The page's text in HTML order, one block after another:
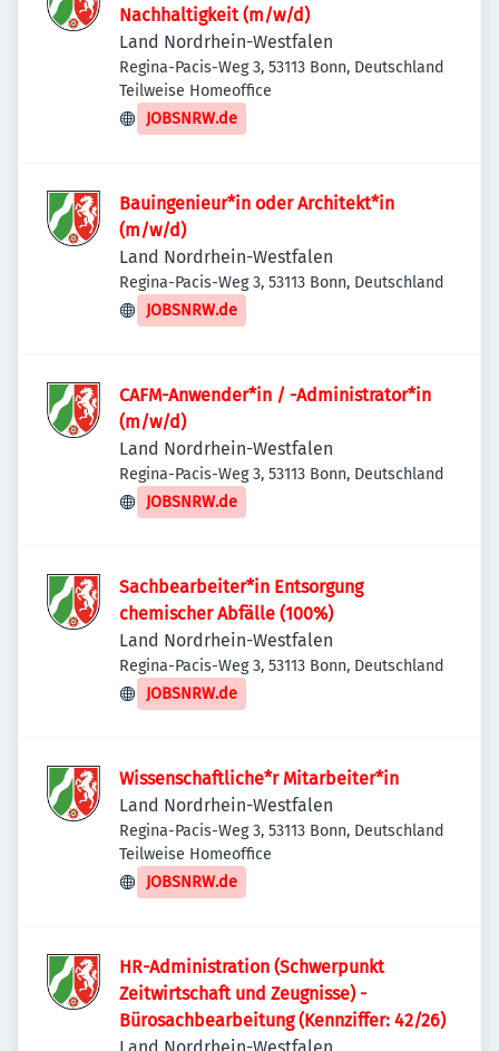
Nachhaltigkeit (m/w/d)
Land Nordrhein-Westfalen
Regina-Pacis-Weg 3, 53113 Bonn, Deutschland
Teilweise Homeoffice
JOBSNRW.de
Bauingenieur*in oder Architekt*in
(m/w/d)
Land Nordrhein-Westfalen
Regina-Pacis-Weg 3, 53113 Bonn, Deutschland
JOBSNRW.de
CAFM-Anwender*in / -Administrator*in
(m/w/d)
Land Nordrhein-Westfalen
Regina-Pacis-Weg 3, 53113 Bonn, Deutschland
JOBSNRW.de
Sachbearbeiter*in Entsorgung
chemischer Abfälle (100%)
Land Nordrhein-Westfalen
Regina-Pacis-Weg 3, 53113 Bonn, Deutschland
JOBSNRW.de
Wissenschaftliche*r Mitarbeiter*in
Land Nordrhein-Westfalen
Regina-Pacis-Weg 3, 53113 Bonn, Deutschland
Teilweise Homeoffice
JOBSNRW.de
HR-Administration (Schwerpunkt
Zeitwirtschaft und Zeugnisse) -
Bürosachbearbeitung (Kennziffer: 42/26)